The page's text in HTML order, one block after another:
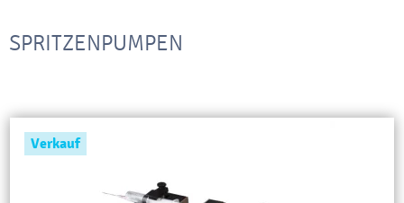
SPRITZENPUMPEN
Verkauf